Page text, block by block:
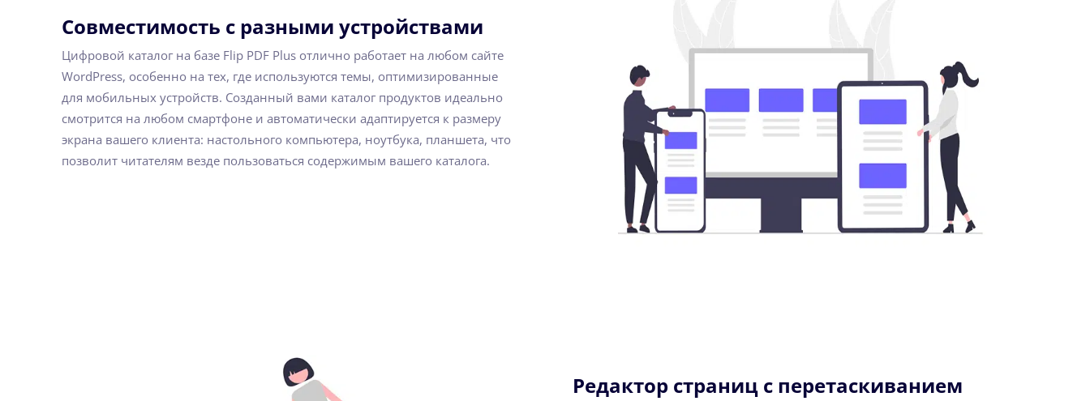
Совместимость с разными устройствами
Цифровой каталог на базе Flip PDF Plus отлично работает на любом сайте
WordPress, особенно на тех, где используются темы, оптимизированные
для мобильных устройств. Созданный вами каталог продуктов идеально
смотрится на любом смартфоне и автоматически адаптируется к размеру
экрана вашего клиента: настольного компьютера, ноутбука, планшета, что
позволит читателям везде пользоваться содержимым вашего каталога.
Редактор страниц с перетаскиванием